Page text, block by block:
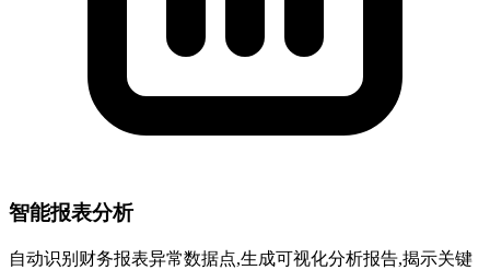
智能报表分析
自动识别财务报表异常数据点,生成可视化分析报告,揭示关键